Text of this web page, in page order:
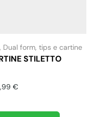
, Dual form, tips e cartine
STILETTO
€